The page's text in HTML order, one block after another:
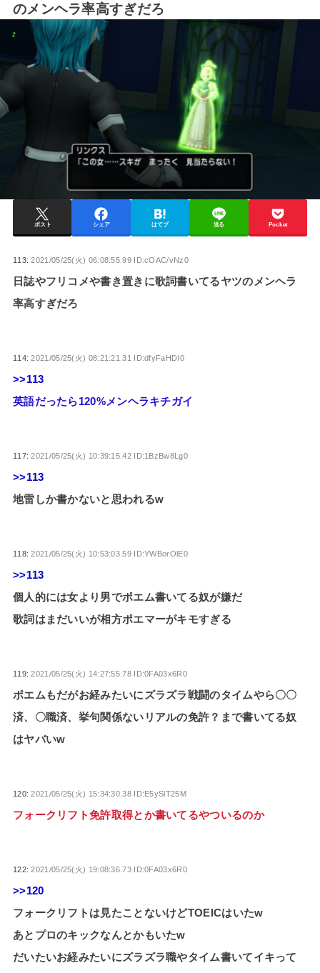
のメンヘラ率高すぎだろ
ポスト シェア はてブ 送る Pocket
113:2021/05/25(火) 06:08:55.99 ID:cOAC/vNz0
日誌やフリコメや書き置きに歌詞書いてるヤツのメンヘラ
率高すぎだろ
114:2021/05/25(火) 08:21:21.31 ID:dfyFaHDI0
>>113
英語だったら120%メンヘラキチガイ
117:2021/05/25(火) 10:39:15.42 ID:1BzBw8Lg0
>>113
地雷しか書かないと思われるw
118:2021/05/25(火) 10:53:03.59 ID:YWBorOlE0
>>113
個人的には女より男でポエム書いてる奴が嫌だ
歌詞はまだいいが相方ポエマーがキモすぎる
119:2021/05/25(火) 14:27:55.78 ID:0FA03x6R0
ポエムもだがお経みたいにズラズラ戦闘のタイムやら〇〇
済、〇職済、挙句関係ないリアルの免許？まで書いてる奴
はヤバいw
120:2021/05/25(火) 15:34:30.38 ID:E5ySlT25M
フォークリフト免許取得とか書いてるやついるのか
122:2021/05/25(火) 19:08:36.73 ID:0FA03x6R0
>>120
フォークリフトは見たことないけどTOEICはいたw
あとプロのキックなんとかもいたw
だいたいお経みたいにズラズラ職やタイム書いてイキって